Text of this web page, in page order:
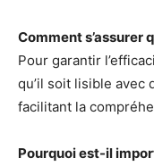
Comment s’assurer
Pour garantir
qu’il soit lisible avec
facilitant la
Pourquoi est-il